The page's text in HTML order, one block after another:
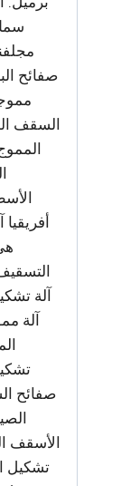
صفائح
السقف
آلة
آلة
صفائح
الأسقف
تشكيل